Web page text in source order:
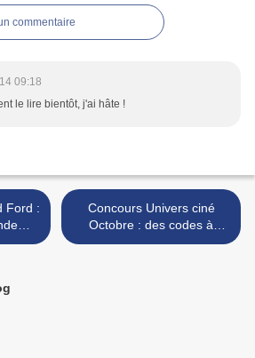
commentaire
09:18
le lire bientôt, j'ai hâte !
Concours Univers ciné
Octobre : des codes à
gagner pour Tristesse Club